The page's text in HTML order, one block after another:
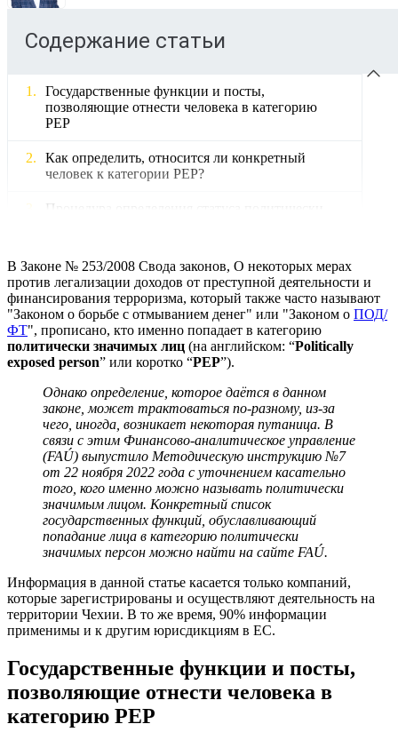
Содержание статьи
Государственные функции и посты,
позволяющие отнести человека в категорию
PEP
Как определить, относится ли конкретный
человек к категории PEP?
Процедура определения статуса политически
Как действовать, если статус политически
значимого лица подтверждён?
В Законе № 253/2008 Свода законов, О некоторых мерах
против легализации доходов от преступной деятельности и
финансирования терроризма, который также часто называют
"Законом о борьбе с отмыванием денег" или "Законом о ПОД/
ФТ", прописано, кто именно попадает в категорию
политически значимых лиц (на английском: “Politically
exposed person” или коротко “PEP”).
Однако определение, которое даётся в данном
законе, может трактоваться по-разному, из-за
чего, иногда, возникает некоторая путаница. В
связи с этим Финансово-аналитическое управление
(FAÚ) выпустило Методическую инструкцию №7
от 22 ноября 2022 года с уточнением касательно
того, кого именно можно называть политически
значимым лицом. Конкретный список
государственных функций, обуславливающий
попадание лица в категорию политически
значимых персон можно найти на сайте FAÚ.
Информация в данной статье касается только компаний,
которые зарегистрированы и осуществляют деятельность на
территории Чехии. В то же время, 90% информации
применимы и к другим юрисдикциям в ЕС.
Государственные функции и посты,
позволяющие отнести человека в
категорию PEP